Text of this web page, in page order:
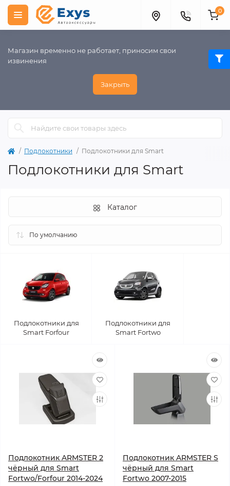
Магазин временно не работает, приносим свои
извинения
Закрыть
0
Подлокотники Подлокотники для Smart
Подлокотники для Smart
Каталог
Подлокотники для
Smart Forfour
Подлокотники для
Smart Fortwo
Подлокотник ARMSTER 2
чёрный для Smart
Fortwo/Forfour 2014-2024
Подлокотник ARMSTER S
чёрный для Smart
Fortwo 2007-2015